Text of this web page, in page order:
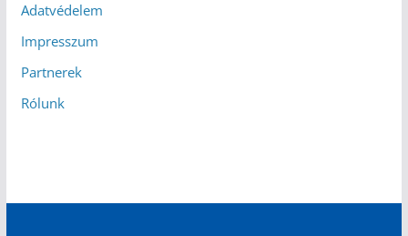
Adatvédelem
Impresszum
Partnerek
Rólunk